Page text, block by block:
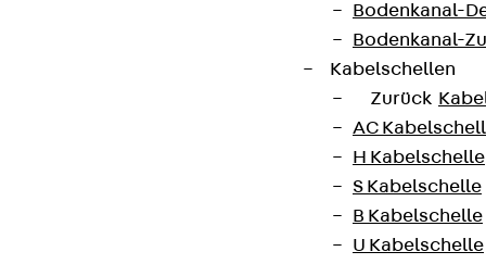
Bodenkanal-
Bodenkanal-
Kabelschellen
Zurück
AC
H Kabelschelle
S Kabelschelle
B Kabelschelle
U Kabelschelle